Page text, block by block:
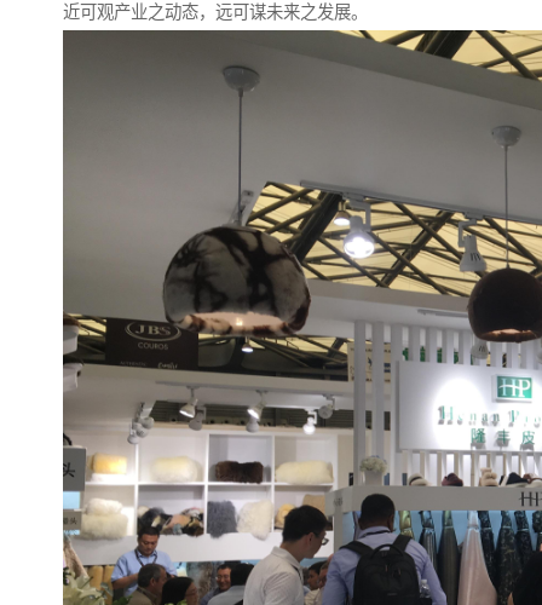
近可观产业之动态，远可谋未来之发展。